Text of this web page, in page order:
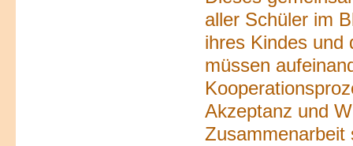
aller Schüler im
ihres Kindes und
müssen
Akzeptanz und
Zusammenarbeit